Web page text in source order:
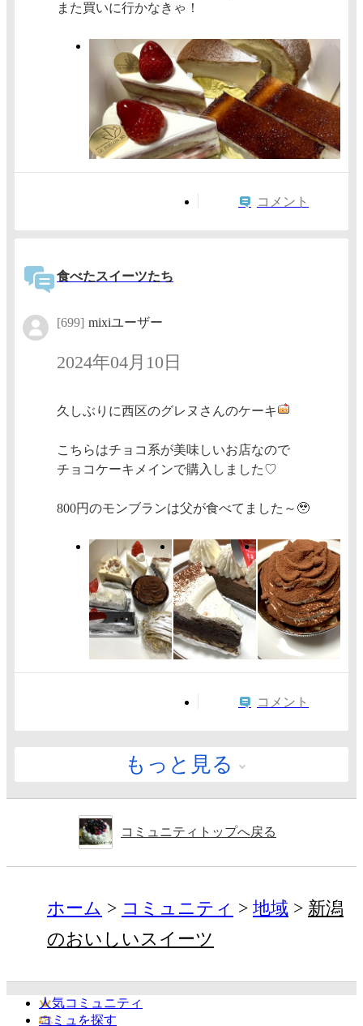
また買いに行かなきゃ！
コメント
食べたスイーツたち
[699] mixiユーザー
2024年04月10日
久しぶりに西区のグレヌさんのケーキ
こちらはチョコ系が美味しいお店なので
チョコケーキメインで購入しました♡
800円のモンブランは父が食べてました～🥹
コメント
もっと見る
コミュニティトップへ戻る
ホーム コミュニティ 地域
新潟
のおいしいスイーツ
人気コミュニティ
コミュを探す